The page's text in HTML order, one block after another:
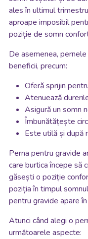
ales în ultimul
aproape imposibil
poziție de somn
De asemenea,
beneficii, precum:
Oferă sprijin
Atenuează
Asigură un somn
Îmbunătățește
Este utilă și după
Perna pentru gravide
care burtica începe să
găsești o poziție
poziția în timpul
pentru gravide apare
Atunci când alegi o
următoarele aspecte: